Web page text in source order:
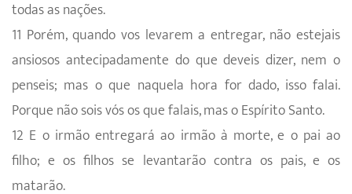
todas as nações.
11 Porém, quando vos levarem a entregar, não estejais
ansiosos antecipadamente do que deveis dizer, nem o
penseis; mas o que naquela hora for dado, isso falai.
Porque não sois vós os que falais, mas o Espírito Santo.
12 E o irmão entregará ao irmão à morte, e o pai ao
filho; e os filhos se levantarão contra os pais, e os
matarão.